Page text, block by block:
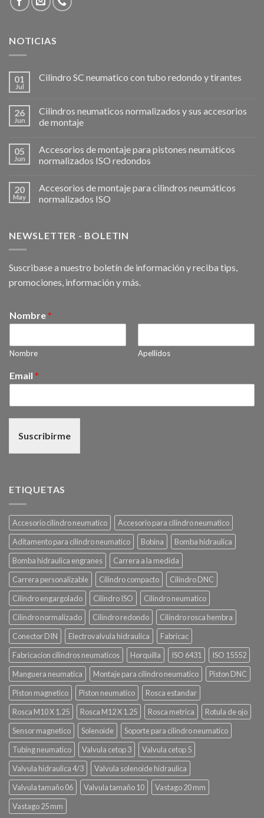
NOTICIAS
01
Jul
Cilindro SC neumatico con tubo redondo y tirantes
26
Jun
Cilindros neumaticos normalizados y sus accesorios
de montaje
05
Jun
Accesorios de montaje para pistones neumáticos
normalizados ISO redondos
20
May
Accesorios de montaje para cilindros neumáticos
normalizados ISO
NEWSLETTER - BOLETIN
Suscribase a nuestro boletín de información y reciba tips,
promociones, información y más.
Nombre *
Nombre Apellidos
Email *
Suscribirme
ETIQUETAS
Accesorio cilindro neumatico
Accesorio para cilindro neumatico
Aditamento para cilindro neumatico
Bobina
Bomba hidraulica
Bomba hidraulica engranes
Carrera a la medida
Carrera personalizable
Cilindro compacto
Cilindro DNC
Cilindro engargolado
Cilindro ISO
Cilindro neumatico
Cilindro normalizado
Cilindro redondo
Cilindro rosca hembra
Conector DIN
Electrovalvula hidraulica
Fabricac
Fabricacion cilindros neumaticos
Horquilla ISO 6431
ISO 15552
Manguera neumatica
Montaje para cilindro neumatico
Piston DNC
Piston magnetico
Piston neumatico
Rosca estandar
Rosca M10 X 1.25
Rosca M12 X 1.25 Rosca metrica
Rotula de ojo
Sensor magnetico
Solenoide
Soporte para cilindro neumatico
Tubing neumatico
Valvula cetop 3
Valvula cetop 5
Valvula hidraulica 4/3
Valvula solenoide hidraulica
Valvula tamaño 06
Valvula tamaño 10
Vastago 20 mm
Vastago 25 mm